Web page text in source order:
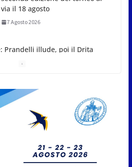
via il 18 agosto
7 Agosto 2026
Conference League: Prandelli
San Marino. Eclissi di sole
mercoledì 12, verso l’ora del
tramonto. I luoghi del territorio
7 Agosto 2026